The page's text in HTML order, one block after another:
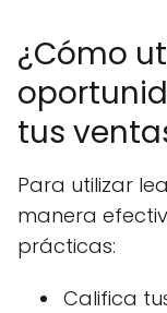
¿Cómo
tus
Para utilizar
manera
prácticas:
Califica